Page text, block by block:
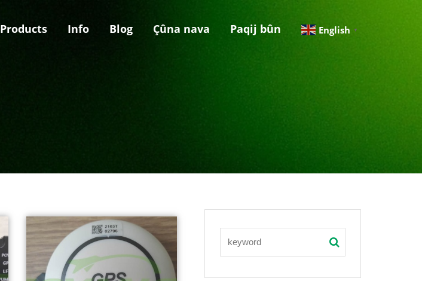
Products Info Blog Çûna nava Paqij bûn English ▼